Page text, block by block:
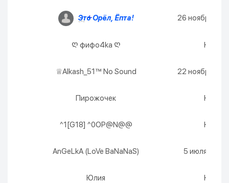
Это Орёл, Ёпта! 26 ноября
Ღ фифо4kа Ღ
♕Alkash_51™ No Sound 22 ноября
Пирожочек
^1[G18] ^0OP@N@@
AnGeLkA (LoVe BaNaNaS) 5 июля 2027
Юлия